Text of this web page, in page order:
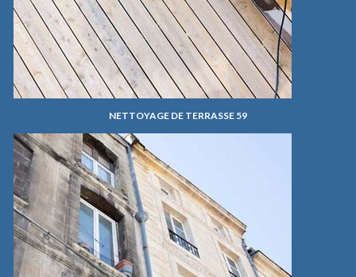
NETTOYAGE DE TERRASSE 59